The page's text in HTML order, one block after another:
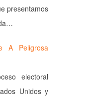
presentamos
A Peligrosa
electoral
Unidos y